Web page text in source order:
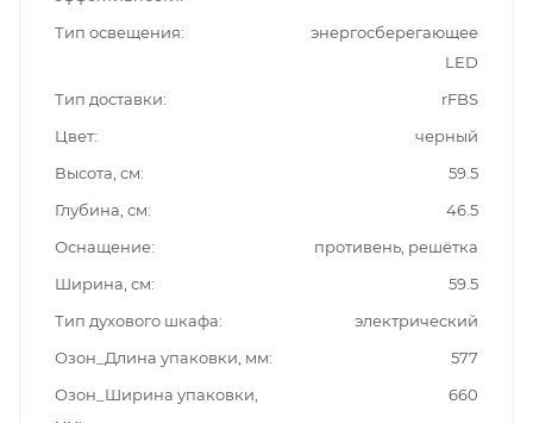
Тип освещения
энергосберегающее
LED
Тип доставки
rFBS
Цвет
черный
Высота, см
59.5
Глубина, см
46.5
Оснащение
противень, решётка
Ширина, см
59.5
Тип духового шкафа
электрический
Озон_Длина упаковки, мм
577
Озон_Ширина упаковки,
660